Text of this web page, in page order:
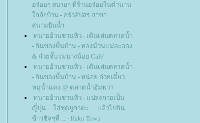
อร่อยๆ สบายๆ ที่ร้านอร่อยในตำนาน
กล้ๆบ้าน - ครัวอัปสร สาขา
สนามบินน้ำ
ทนายอ้วนชวนหิว - เดินเล่นตลาดน้ำ
- กินของพื้นบ้าน - ทองม้วนแม่ละออง
& ก๋วยจั๊บ ณ บางน้อย Cafe'
ทนายอ้วนชวนหิว - เดินเล่นตลาดน้ำ
- กินของพื้นบ้าน - หน่อย ก๋วยเตี๋ยว
หมูน้ำแดง @ ตลาดน้ำอัมพวา
ทนายอ้วนชวนหิว - แปลงกายเป็น
ญี่ปุ่น ... ใส่ชุดยูกาตะ .... แล้วไปกิน
ข้าวชิลๆที่ ... - Hako Town